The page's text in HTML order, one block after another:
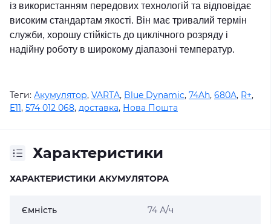
із використанням передових технологій та відповідає
високим стандартам якості. Він має тривалий термін
служби, хорошу стійкість до циклічного розряду і
надійну роботу в широкому діапазоні температур.
Теги: Акумулятор, VARTA, Blue Dynamic, 74Ah, 680A, R+,
E11, 574 012 068, доставка, Нова Пошта
Характеристики
ХАРАКТЕРИСТИКИ АКУМУЛЯТОРА
Ємність 74 А/ч